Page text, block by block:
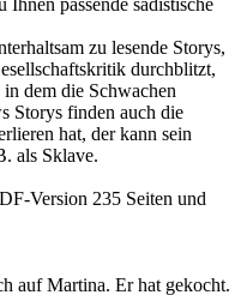
zu lesende Storys,
durchblitzt,
dem die Schwachen
Storys finden auch die
hat, der kann sein
als Sklave.
Version 235 Seiten und
auf Martina. Er hat gekocht.